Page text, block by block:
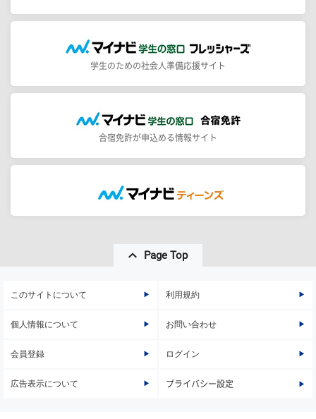
学生のための社会人準備応援サイト
合宿免許が申込める情報サイト
Page Top
このサイトについて 利用規約
個人情報について お問い合わせ
会員登録 ログイン
広告表示について プライバシー設定